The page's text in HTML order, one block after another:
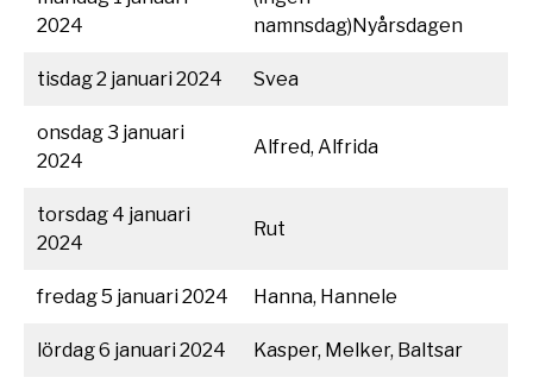
2024
namnsdag)Nyårsdagen
tisdag 2 januari 2024 Svea
onsdag 3 januari
2024
Alfred, Alfrida
torsdag 4 januari
2024
Rut
fredag 5 januari 2024 Hanna, Hannele
lördag 6 januari 2024 Kasper, Melker, Baltsar